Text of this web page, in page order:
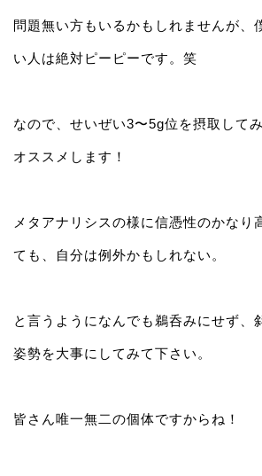
問題無い方もいるかもしれませんが、
い人は絶対ピーピーです。笑
なので、せいぜい3〜5g位を摂取して
オススメします！
メタアナリシスの様に信憑性のかなり
ても、自分は例外かもしれない。
と言うようになんでも鵜呑みにせず、
姿勢を大事にしてみて下さい。
皆さん唯一無二の個体ですからね！